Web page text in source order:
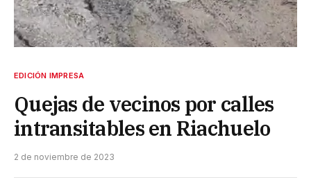
EDICIÓN IMPRESA
Quejas de vecinos por calles
intransitables en Riachuelo
2 de noviembre de 2023